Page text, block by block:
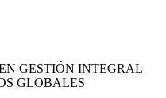
GESTIÓN INTEGRAL
GLOBALES